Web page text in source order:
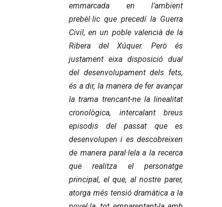
emmarcada en l’ambient
prebèl·lic que precedí la Guerra
Civil, en un poble valencià de la
Ribera del Xúquer. Però és
justament eixa disposició dual
del desenvolupament dels fets,
és a dir, la manera de fer avançar
la trama trencant-ne la linealitat
cronològica, intercalant breus
episodis del passat que es
desenvolupen i es descobreixen
de manera paral·lela a la recerca
que realitza el personatge
principal, el que, al nostre parer,
atorga més tensió dramàtica a la